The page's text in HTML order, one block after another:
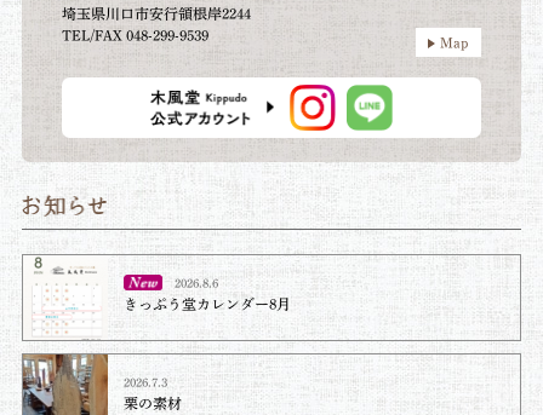
埼玉県川口市安行領根岸2244
TEL/FAX 048-299-9539
Map
2026.8.6
きっぷう堂カレンダー8月
2026.7.3
栗の素材